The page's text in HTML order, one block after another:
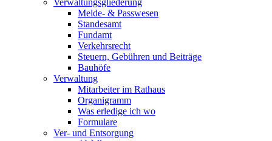
Verwaltungsgliederung
Melde- & Passwesen
Standesamt
Fundamt
Verkehrsrecht
Steuern, Gebühren und Beiträge
Bauhöfe
Verwaltung
Mitarbeiter im Rathaus
Organigramm
Was erledige ich wo
Formulare
Ver- und Entsorgung